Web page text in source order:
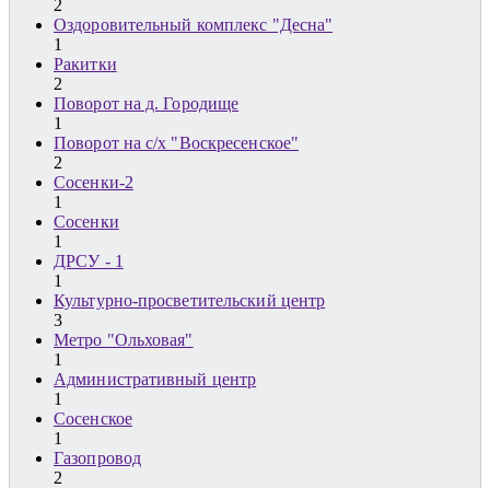
2
Оздоровительный комплекс "Десна"
1
Ракитки
2
Поворот на д. Городище
1
Поворот на с/х "Воскресенское"
2
Сосенки-2
1
Сосенки
1
ДРСУ - 1
1
Культурно-просветительский центр
3
Метро "Ольховая"
1
Административный центр
1
Сосенское
1
Газопровод
2